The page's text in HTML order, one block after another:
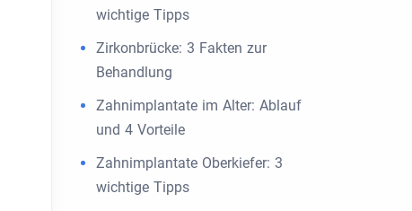
wichtige Tipps
Zirkonbrücke: 3 Fakten zur
Behandlung
Zahnimplantate im Alter: Ablauf
und 4 Vorteile
Zahnimplantate Oberkiefer: 3
wichtige Tipps